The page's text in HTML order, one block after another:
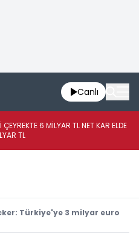
Canlı
6 MİLYAR TL NET KAR ELDE
TL
Türkiye'ye 3 milyar euro